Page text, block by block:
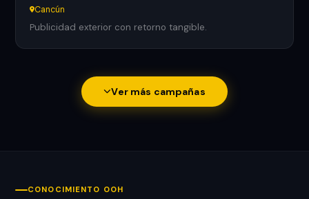
Cancún
Publicidad exterior con retorno tangible.
Ver más campañas
CONOCIMIENTO OOH